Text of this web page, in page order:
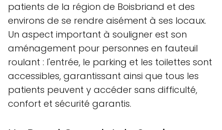
patients de la région de Boisbriand et des
environs de se rendre aisément à ses locaux.
Un aspect important à souligner est son
aménagement pour personnes en fauteuil
roulant : l'entrée, le parking et les toilettes sont
accessibles, garantissant ainsi que tous les
patients peuvent y accéder sans difficulté,
confort et sécurité garantis.